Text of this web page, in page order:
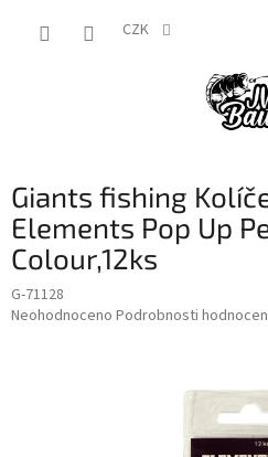
CZK
Giants fishing
Elements Pop Up
Colour,12ks
G-71128
Průměrné
Neohodnoceno Podrobnosti